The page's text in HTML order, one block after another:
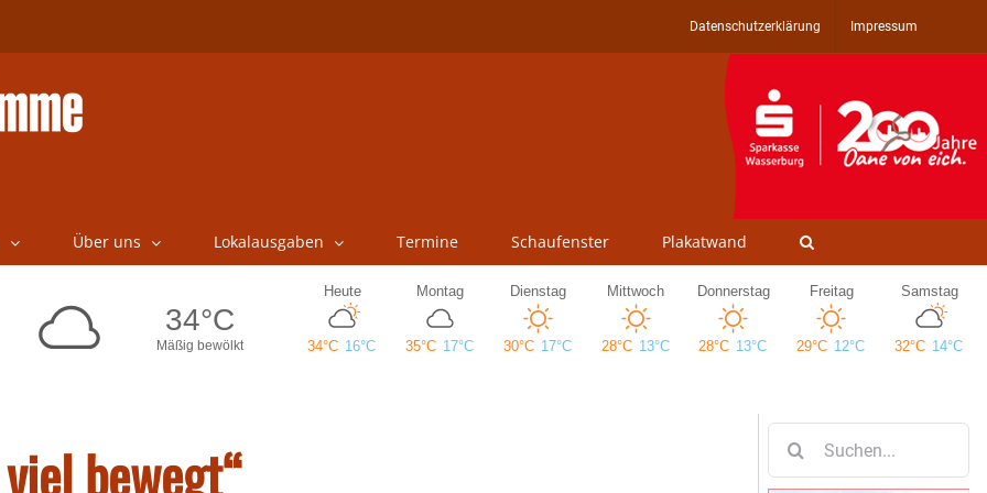
Datenschutzerklärung Impressum
Über uns Lokalausgaben Termine Schaufenster Plakatwand
bewegt“
nach: